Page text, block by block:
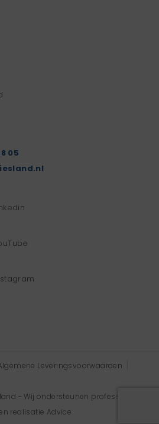
05
Leveringsvoorwaarden
- Wij ondersteunen professionals
realisatie Advice